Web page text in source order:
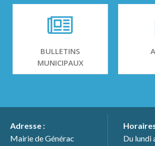
BULLETINS
MUNICIPAUX
Adresse :
Mairie de Générac
Du lundi